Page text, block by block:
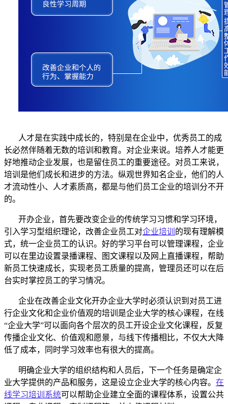
人才是在实践中成长的，特别是在企业中，优秀员工的成
长必然伴随着无数的培训和教育。对企业来说。培养人才能更
好地推动企业发展，也是留住员工的重要途径。对员工来说，
培训是他们成长和进步的方法。纵观世界知名企业，他们的人
才流动性小、人才素质高，都是与他们员工企业的培训分不开
的。
开办企业，首先要改变企业的传统学习习惯和学习环境，
引入学习型组织理论，改善企业员工对企业培训 的现有理解模
式，统一企业员工的认识。好的学习平台可以管理课程，企业
可以在里边设置录播课程、图文课程以及网上直播课程，帮助
新员工快速成长，实现老员工质量的提高，管理员还可以在后
台实时掌控员工的学习情况。
企业在改善企业文化开办企业大学时必须认识到对员工进
行企业文化和企业价值观的培训是企业大学的核心课程， 在线
“企业大学”可以面向各个层次的员工开设企业文化课程，反复
传播企业文化、价值观和愿景，与线下传播相比，不仅大大降
低了成本，同时学习效率也有很大的提高。
明确企业大学的组织结构和人员后，下一个任务是确定企
业大学提供的产品和服务，这是设立企业大学的核心内容。 在
线学习培训系统可以帮助企业建立全面的课程体系，设置公共